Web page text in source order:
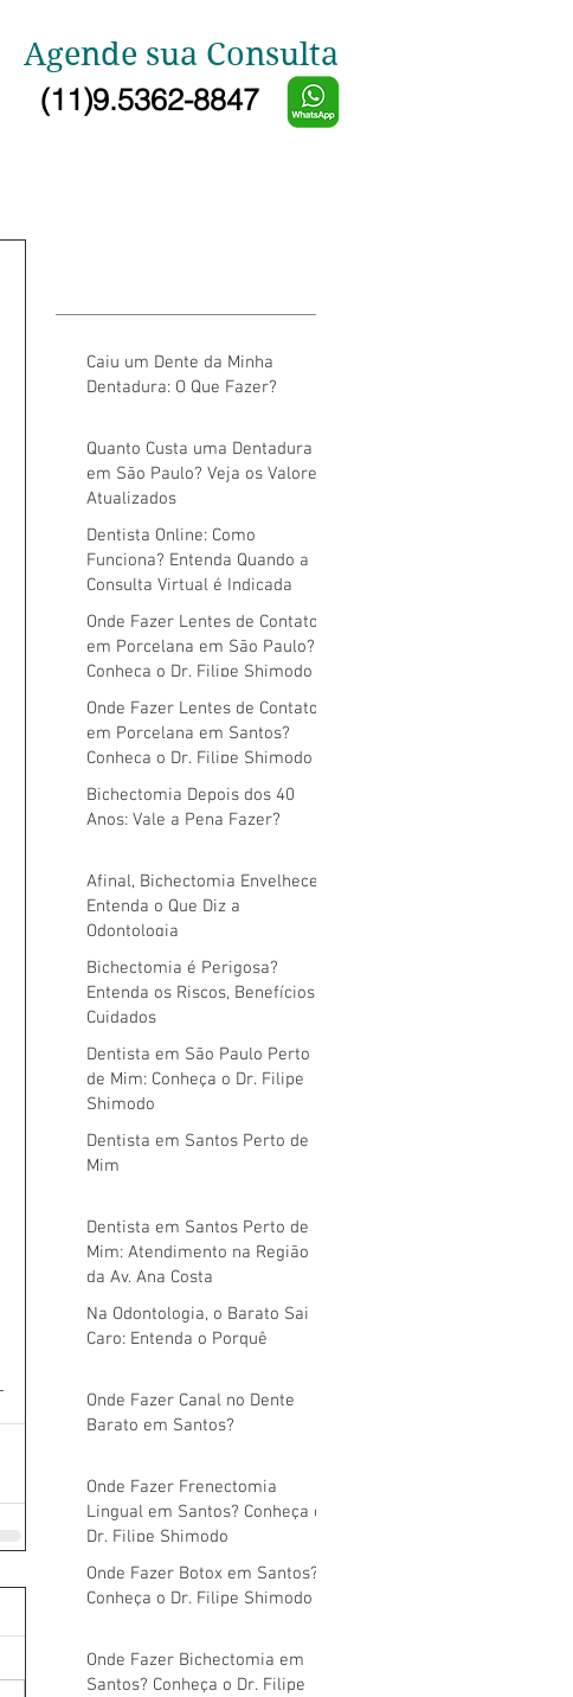
Agende sua Consulta
(11)9.5362-8847
Caiu um Dente da Minha
Dentadura: O Que Fazer?
Quanto Custa uma Dentadura
em São Paulo? Veja os Valores
Atualizados
Dentista Online: Como
Funciona? Entenda Quando a
Consulta Virtual é Indicada
Onde Fazer Lentes de Contato
em Porcelana em São Paulo?
Conheça o Dr. Filipe Shimodo
Onde Fazer Lentes de Contato
em Porcelana em Santos?
Conheça o Dr. Filipe Shimodo
Bichectomia Depois dos 40
Anos: Vale a Pena Fazer?
Afinal, Bichectomia Envelhece?
Entenda o Que Diz a
Odontologia
Bichectomia é Perigosa?
Entenda os Riscos, Benefícios e
Cuidados
Dentista em São Paulo Perto
de Mim: Conheça o Dr. Filipe
Shimodo
Dentista em Santos Perto de
Mim
Dentista em Santos Perto de
Mim: Atendimento na Região
da Av. Ana Costa
Na Odontologia, o Barato Sai
Caro: Entenda o Porquê
Onde Fazer Canal no Dente
Barato em Santos?
Onde Fazer Frenectomia
Lingual em Santos? Conheça o
Dr. Filipe Shimodo
Onde Fazer Botox em Santos?
Conheça o Dr. Filipe Shimodo
Onde Fazer Bichectomia em
Santos? Conheça o Dr. Filipe